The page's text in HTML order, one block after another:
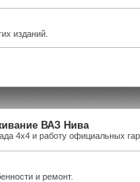
изданий.
ВАЗ Нива
4х4 и работу официальных
и ремонт.